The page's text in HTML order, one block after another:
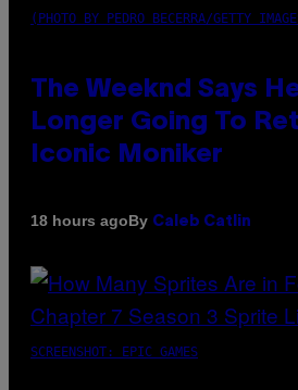
(PHOTO BY PEDRO BECERRA/GETTY
The Weeknd Says
Longer Going To
Iconic Moniker
18 hours agoBy Caleb Catlin
SCREENSHOT: EPIC GAMES